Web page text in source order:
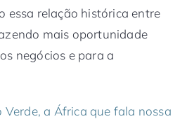
essa relação histórica entre
mais oportunidade
negócios e para a
Verde, a África que fala nossa